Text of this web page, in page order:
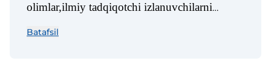
olimlar,ilmiy tadqiqotchi izlanuvchilarni
tahliliy materiallari orqali oʻzbek,ingliz tilida
Batafsil